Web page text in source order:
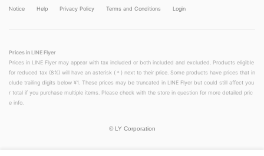
Notice Help Privacy Policy Terms and Conditions Login
Prices in LINE Flyer
Prices in LINE Flyer may appear with tax included or both included and excluded. Products eligible
for reduced tax (8%) will have an asterisk (＊) next to their price. Some products have prices that in
clude trailing digits below ¥1. These prices may be truncated in LINE Flyer but could still affect you
r total if you purchase multiple items. Please check with the store in question for more detailed pric
e info.
© LY Corporation